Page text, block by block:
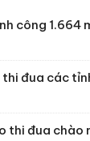
công 1.664
đua các
thi đua chào